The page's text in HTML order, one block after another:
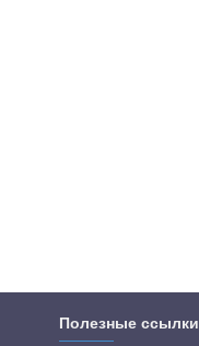
Полезные ссылки